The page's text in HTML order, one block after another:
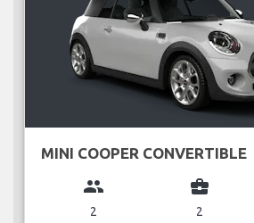
MINI COOPER CONVERTIBLE
group
2
business_center
2